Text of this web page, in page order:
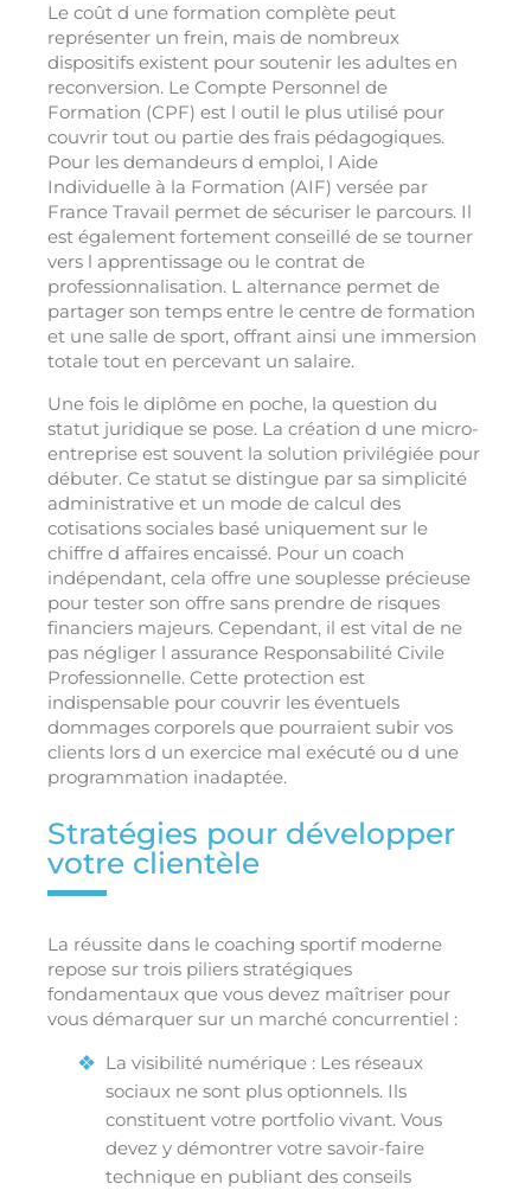
Le coût d une formation complète peut
représenter un frein, mais de nombreux
dispositifs existent pour soutenir les adultes en
reconversion. Le Compte Personnel de
Formation (CPF) est l outil le plus utilisé pour
couvrir tout ou partie des frais pédagogiques.
Pour les demandeurs d emploi, l Aide
Individuelle à la Formation (AIF) versée par
France Travail permet de sécuriser le parcours. Il
est également fortement conseillé de se tourner
vers l apprentissage ou le contrat de
professionnalisation. L alternance permet de
partager son temps entre le centre de formation
et une salle de sport, offrant ainsi une immersion
totale tout en percevant un salaire.
Une fois le diplôme en poche, la question du
statut juridique se pose. La création d une micro-
entreprise est souvent la solution privilégiée pour
débuter. Ce statut se distingue par sa simplicité
administrative et un mode de calcul des
cotisations sociales basé uniquement sur le
chiffre d affaires encaissé. Pour un coach
indépendant, cela offre une souplesse précieuse
pour tester son offre sans prendre de risques
financiers majeurs. Cependant, il est vital de ne
pas négliger l assurance Responsabilité Civile
Professionnelle. Cette protection est
indispensable pour couvrir les éventuels
dommages corporels que pourraient subir vos
clients lors d un exercice mal exécuté ou d une
programmation inadaptée.
Stratégies pour développer
votre clientèle
La réussite dans le coaching sportif moderne
repose sur trois piliers stratégiques
fondamentaux que vous devez maîtriser pour
vous démarquer sur un marché concurrentiel :
La visibilité numérique : Les réseaux
sociaux ne sont plus optionnels. Ils
constituent votre portfolio vivant. Vous
devez y démontrer votre savoir-faire
technique en publiant des conseils